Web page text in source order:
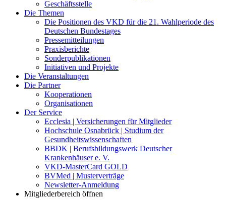
Geschäftsstelle
Die Themen
Die Positionen des VKD für die 21. Wahlperiode des
Deutschen Bundestages
Pressemitteilungen
Praxisberichte
Sonderpublikationen
Initiativen und Projekte
Die Veranstaltungen
Die Partner
Kooperationen
Organisationen
Der Service
Ecclesia | Versicherungen für Mitglieder
Hochschule Osnabrück | Studium der
Gesundheitswissenschaften
BBDK | Berufsbildungswerk Deutscher
Krankenhäuser e. V.
VKD-MasterCard GOLD
BVMed | Musterverträge
Newsletter-Anmeldung
Mitgliederbereich öffnen